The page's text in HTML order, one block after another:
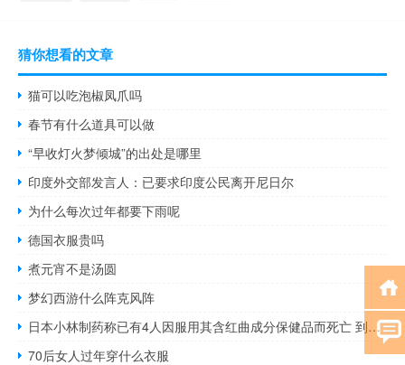
猜你想看的文章
猫可以吃泡椒凤爪吗
春节有什么道具可以做
“早收灯火梦倾城”的出处是哪里
印度外交部发言人：已要求印度公民离开尼日尔
为什么每次过年都要下雨呢
德国衣服贵吗
煮元宵不是汤圆
梦幻西游什么阵克风阵
日本小林制药称已有4人因服用其含红曲成分保健品而死亡 到底什么情况呢
70后女人过年穿什么衣服